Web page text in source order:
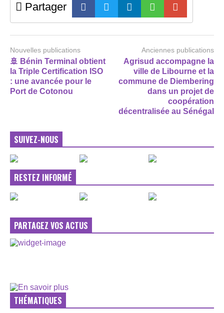
Partager
Nouvelles publications
🚢 Bénin Terminal obtient
la Triple Certification ISO
: une avancée pour le
Port de Cotonou
Anciennes publications
Agrisud accompagne la
ville de Libourne et la
commune de Diembering
dans un projet de
coopération
décentralisée au Sénégal
SUIVEZ-NOUS
RESTEZ INFORMÉ
PARTAGEZ VOS ACTUS
THÉMATIQUES